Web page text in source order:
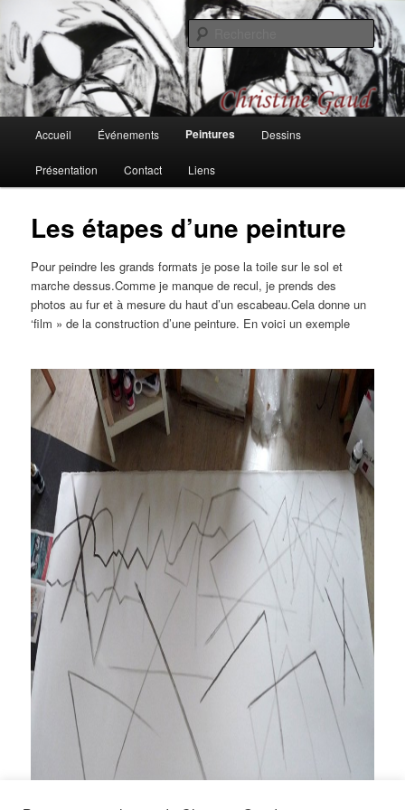
au
contenu
principalChristine Gaud, peintures et
dessins
Une recherche sur les couleurs, les formes, les rythmes, passages et
bifurcations
principal
Accueil Événements Peintures Dessins
Présentation Contact Liens
Les étapes d’une peinture
Pour peindre les grands formats je pose la toile sur le sol et
marche dessus.Comme je manque de recul, je prends des
photos au fur et à mesure du haut d’un escabeau.Cela donne un
‘film » de la construction d’une peinture. En voici un exemple